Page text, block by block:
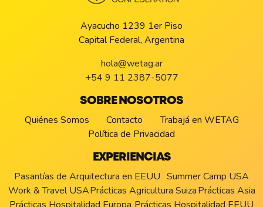
Ayacucho 1239 1er Piso
Capital Federal, Argentina
hola@wetag.ar
+54 9 11 2387-5077
SOBRE NOSOTROS
Quiénes Somos Contacto
Trabajá en WETAG
Política de Privacidad
EXPERIENCIAS
Pasantías de Arquitectura en EEUU Summer Camp USA
Work & Travel USAPrácticas Agricultura SuizaPrácticas Asia